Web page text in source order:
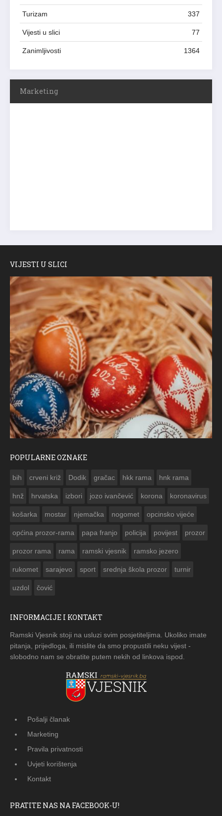
Turizam 337
Vijesti u slici 77
Zanimljivosti 1364
Marketing
VIJESTI U SLICI
POPULARNE OZNAKE
bih crveni križ Dodik gračac hkk rama hnk rama
hnž hrvatska izbori jozo ivančević korona koronavirus
košarka mostar njemačka nogomet opcinsko vijeće
općina prozor-rama papa franjo policija povijest prozor
prozor rama rama ramski vjesnik ramsko jezero
rukomet sarajevo sport srednja škola prozor turnir
uzdol čović
INFORMACIJE I KONTAKT
Ramski Vjesnik stoji na usluzi svim posjetiteljima. Ukoliko imate
pitanja, prijedloga, ili mislite da smo propustili neku vijest -
slobodno nam se obratite putem nekih od linkova ispod.
Pošalji članak
Marketing
Pravila privatnosti
Uvjeti korištenja
Kontakt
PRATITE NAS NA FACEBOOK-U!